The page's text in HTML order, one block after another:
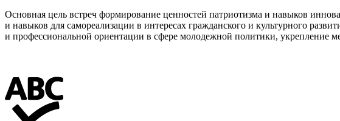
Основная цель встреч формирование ценностей патриотизма и навыков
и навыков для самореализации в интересах гражданского и культурного
и профессиональной ориентации в сфере молодежной политики, укрепление